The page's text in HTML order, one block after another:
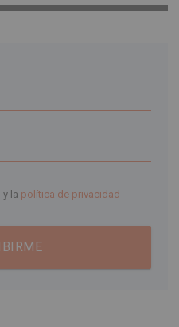
y la política de privacidad